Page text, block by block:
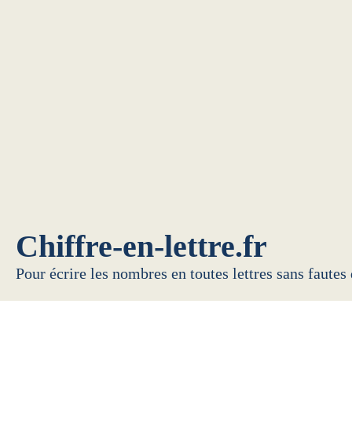
Chiffre-en-lettre.fr
Pour écrire les nombres en toutes lettres sans